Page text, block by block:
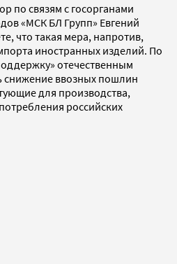
по связям с госорганами
«МСК БЛ Групп» Евгений
что такая мера, напротив,
иностранных изделий. По
отечественным
снижение ввозных пошлин
для производства,
российских